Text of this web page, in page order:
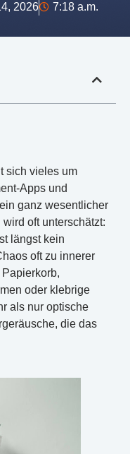
2026 7:18 a.m.
sich vieles um
Apps und
ganz wesentlicher
oft unterschätzt:
längst kein
oft zu innerer
oder klebrige
als nur optische
die das